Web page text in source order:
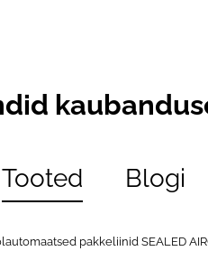
Tooted Blogi
pakkeliinid SEALED